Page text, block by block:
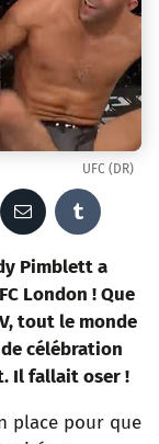
UFC (DR)
E
m
a
i
u
m
b
Pimbletta
London ! Que
tout le monde
célébration
Il fallait oser !
place pour que